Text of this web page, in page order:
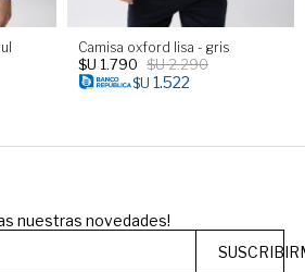
Camisa oxford lisa - gris
$U 1.790 $U2.290
$U 1.522
nuestras novedades!